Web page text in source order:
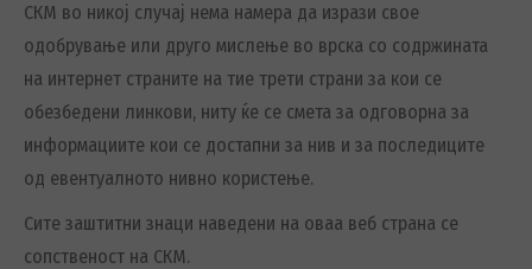
СКМ во никој случај нема намера да изрази свое
одобрување или друго мислење во врска со содржината
на интернет страните на тие трети страни за кои се
обезбедени линкови, ниту ќе се смета за одговорна за
информациите кои се достапни за нив и за последиците
од евентуалното нивно користење.
Сите заштитни знаци наведени на оваа веб страна се
сопственост на СКМ.